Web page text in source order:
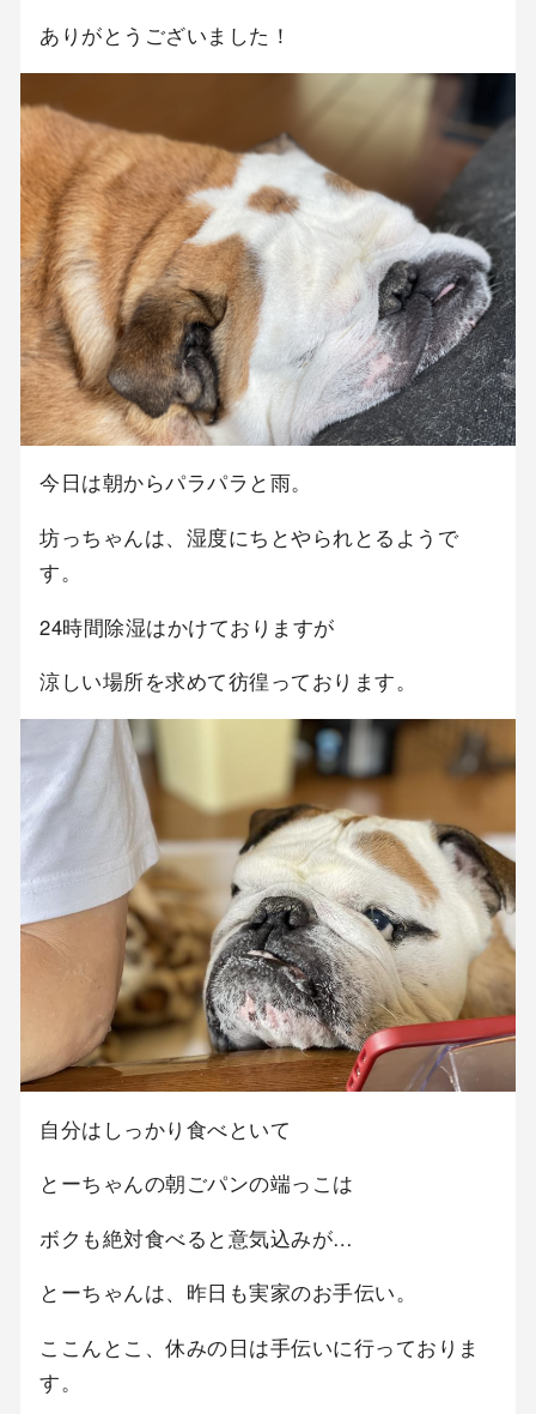
ありがとうございました！
今日は朝からパラパラと雨。
坊っちゃんは、湿度にちとやられとるようで
す。
24時間除湿はかけておりますが
涼しい場所を求めて彷徨っております。
自分はしっかり食べといて
とーちゃんの朝ごパンの端っこは
ボクも絶対食べると意気込みが…
とーちゃんは、昨日も実家のお手伝い。
ここんとこ、休みの日は手伝いに行っておりま
す。